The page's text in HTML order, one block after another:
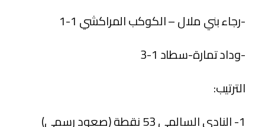
-رجاء بني ملال – الكوكب المراكشي 1-1
-وداد تمارة-سطاد 1-3
الترتيب:
1- النادي السالمي 53 نقطة (صعود رسمي)